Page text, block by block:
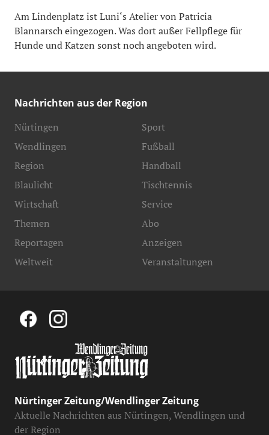
Am Lindenplatz ist Luni‘s Atelier von Patricia
Blannarsch eingezogen. Was dort außer Fellpflege für
Hunde und Katzen sonst noch angeboten wird.
Nachrichten aus der Region
Nürtingen
Wendlingen
Region
Blaulicht
Sport
Fußball
Handball
Tischtennis
Wirtschaft
Themen
Reportagen
Weltweit
Service
Abo
Anzeigen
Veranstaltungen
Nürtinger Zeitung/Wendlinger Zeitung
Aktuelle Nachrichten aus Nürtingen, Wendlingen und
der Region